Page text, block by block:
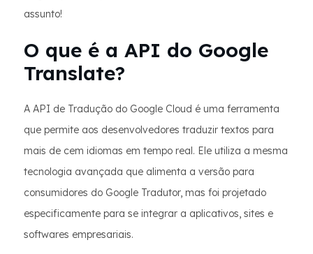
assunto!
O que é a API do Google
Translate?
A API de Tradução do Google Cloud é uma ferramenta
que permite aos desenvolvedores traduzir textos para
mais de cem idiomas em tempo real. Ele utiliza a mesma
tecnologia avançada que alimenta a versão para
consumidores do Google Tradutor, mas foi projetado
especificamente para se integrar a aplicativos, sites e
softwares empresariais.